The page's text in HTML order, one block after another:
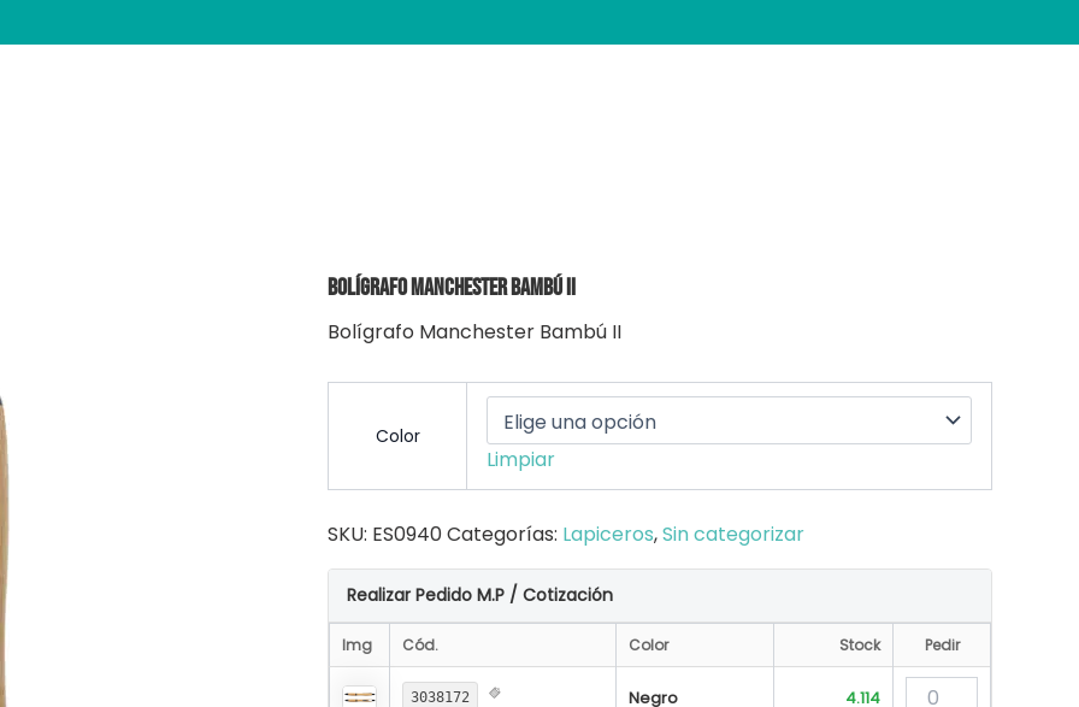
Bolígrafo Manchester Bambú II
Bolígrafo Manchester Bambú II
Color
Limpiar
SKU: ES0940Categorías: Lapiceros,Sin categorizar
Realizar Pedido M.P / Cotización
Img Cód. Color Stock Pedir
3038172 Negro 4.114